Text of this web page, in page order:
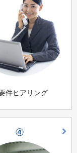
件ヒアリング
④